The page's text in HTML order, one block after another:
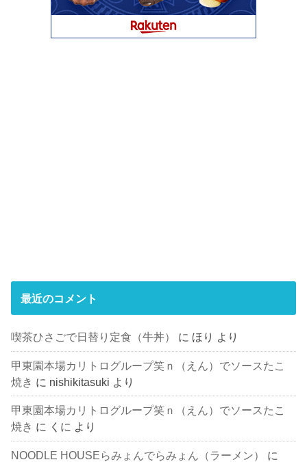
最近のコメント
喫茶ひさごで日替り定食（牛丼） に ほり より
甲東園本場カリトログループ笑ｎ（えん）でソースたこ
焼き に nishikitasuki より
甲東園本場カリトログループ笑ｎ（えん）でソースたこ
焼き に くに より
NOODLE HOUSEらみょんでらみょん（ラーメン）
に